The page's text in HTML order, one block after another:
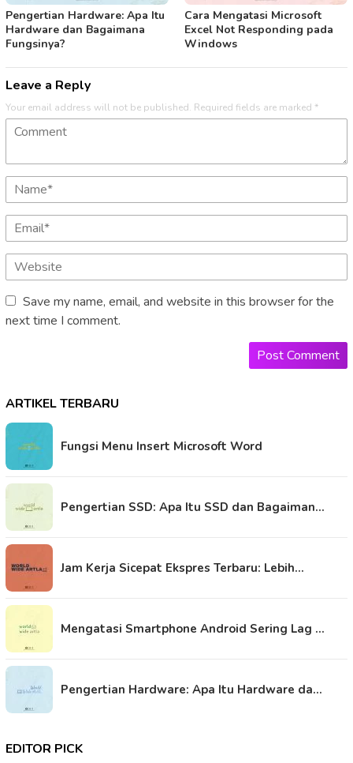
Pengertian Hardware: Apa Itu
Hardware dan Bagaimana
Fungsinya?
Cara Mengatasi Microsoft
Excel Not Responding pada
Windows
Leave a Reply
Your email address will not be published. Required fields are marked *
Save my name, email, and website in this browser for the
next time I comment.
ARTIKEL TERBARU
Fungsi Menu Insert Microsoft Word
Pengertian SSD: Apa Itu SSD dan Bagaiman…
Jam Kerja Sicepat Ekspres Terbaru: Lebih…
Mengatasi Smartphone Android Sering Lag …
Pengertian Hardware: Apa Itu Hardware da…
EDITOR PICK